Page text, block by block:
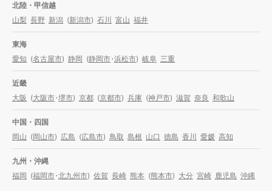
北陸・甲信越
山梨 長野 新潟 (新潟市) 石川 富山 福井
東海
愛知 (名古屋市) 静岡 (静岡市・浜松市) 岐阜 三重
近畿
大阪 (大阪市・堺市) 京都 (京都市) 兵庫 (神戸市) 滋賀 奈良 和歌山
中国・四国
岡山 (岡山市) 広島 (広島市) 鳥取 島根 山口 徳島 香川 愛媛 高知
九州・沖縄
福岡 (福岡市・北九州市) 佐賀 長崎 熊本 (熊本市) 大分 宮崎 鹿児島 沖縄